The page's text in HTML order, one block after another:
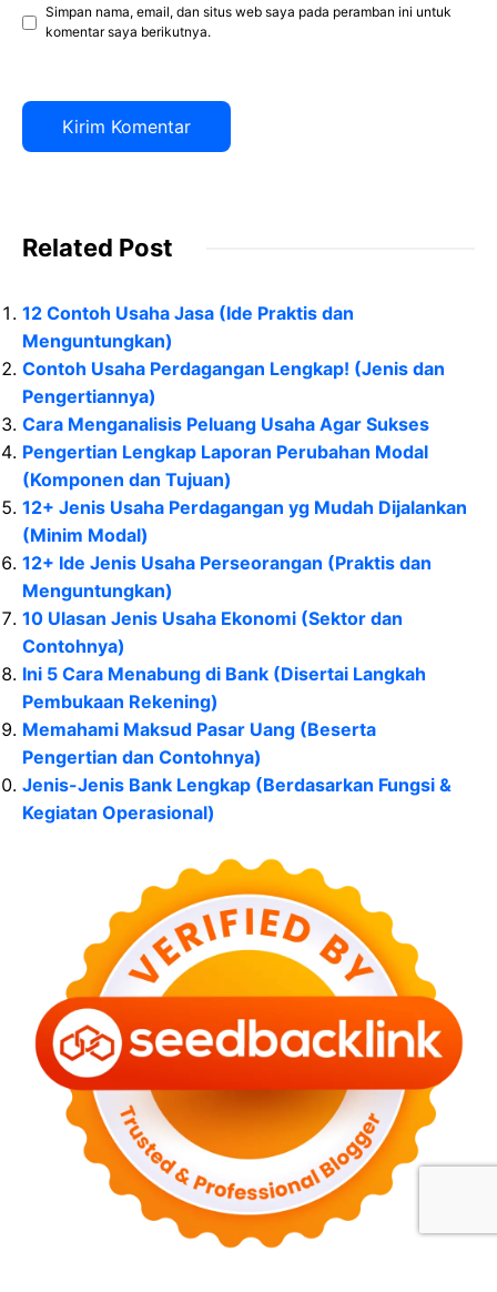
Simpan nama, email, dan situs web saya pada peramban ini untuk
komentar saya berikutnya.
Related Post
12 Contoh Usaha Jasa (Ide Praktis dan
Menguntungkan)
Contoh Usaha Perdagangan Lengkap! (Jenis dan
Pengertiannya)
Cara Menganalisis Peluang Usaha Agar Sukses
Pengertian Lengkap Laporan Perubahan Modal
(Komponen dan Tujuan)
12+ Jenis Usaha Perdagangan yg Mudah Dijalankan
(Minim Modal)
12+ Ide Jenis Usaha Perseorangan (Praktis dan
Menguntungkan)
10 Ulasan Jenis Usaha Ekonomi (Sektor dan
Contohnya)
Ini 5 Cara Menabung di Bank (Disertai Langkah
Pembukaan Rekening)
Memahami Maksud Pasar Uang (Beserta
Pengertian dan Contohnya)
Jenis-Jenis Bank Lengkap (Berdasarkan Fungsi &
Kegiatan Operasional)